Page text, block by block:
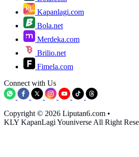
Kapanlagi.com
Bola.net
Merdeka.com
Brilio.net
Fimela.com
Connect with Us
Copyright © 2026 Liputan6.com •
KLY KapanLagi Youniverse All Right